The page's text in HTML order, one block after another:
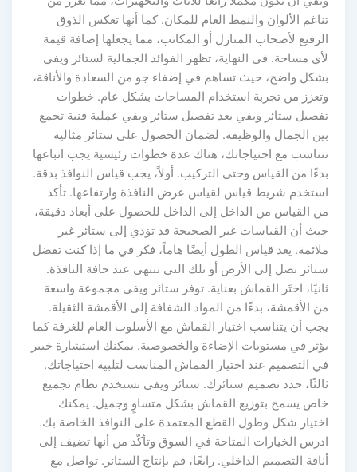
تناغم الألوان والنمط العام للمكان. كما أنها تعكس الذوق
الرفيع لأصحاب المنازل أو المكاتب، مما يجعلها إضافة قيمة
لأي مساحة. في النهاية، تظهر الفوائد الجمالية لستائر ويفي
بشكل واضح، حيث تساهم في إضفاء جو من السعادة والأناقة،
وتعزز من تجربة استخدام المساحات بشكل عام. خطوات
تفصيل ستائر ويفي يعد تفصيل ستائر ويفي عملية فنية تجمع
بين الجمال والوظيفة. لضمان الحصول على ستائر مثالية
تتناسب مع احتياجاتك، هناك عدة خطوات رئيسية يجب اتباعها
بدءًا من القياس وحتى التركيب. أولاً، يجب قياس النوافذ بدقة.
استخدم شريط قياس لقياس عرض النافذة وارتفاعها. تأكد
من القياس من الداخل إلى الداخل للحصول على أبعاد دقيقة،
حيث أن القياسات غير الصحيحة قد تؤدي إلى ستائر غير
ملائمة. يعد قياس الطول أيضًا هاماً، فكر في ما إذا كنت تفضل
ستائر تصل إلى الأرض أو تلك التي تنتهي عند حافة النافذة.
ثانيًا، اختَر القماش بعناية. توفر ستائر ويفي مجموعة واسعة
من الأقمشة، بدءًا من المواد الشفافة إلى الأقمشة الثقيلة.
يجب أن يتناسب اختيار القماش مع الأسلوب العام للغرفة كما
يؤثر في مستويات الإضاءة والخصوصية. يمكنك استشارة خبير
في التصميم عند اختيار القماش المناسب لتلبية احتياجاتك.
ثالثًا، حدد تصميم ستائرك. ستائر ويفي تستخدم نظام تجميع
خاص يسمح بتوزيع القماش بشكل متساوٍ وجميل. يمكنك
اختيار شكل وطول القطع المعتمدة على النوافذ الخاصة بك.
ادرس الخيارات المتاحة في السوق وتأكّد من أنها تضيف إلى
أناقة التصميم الداخلي. رابعًا، قم بإنتاج الستائر. تواصل مع